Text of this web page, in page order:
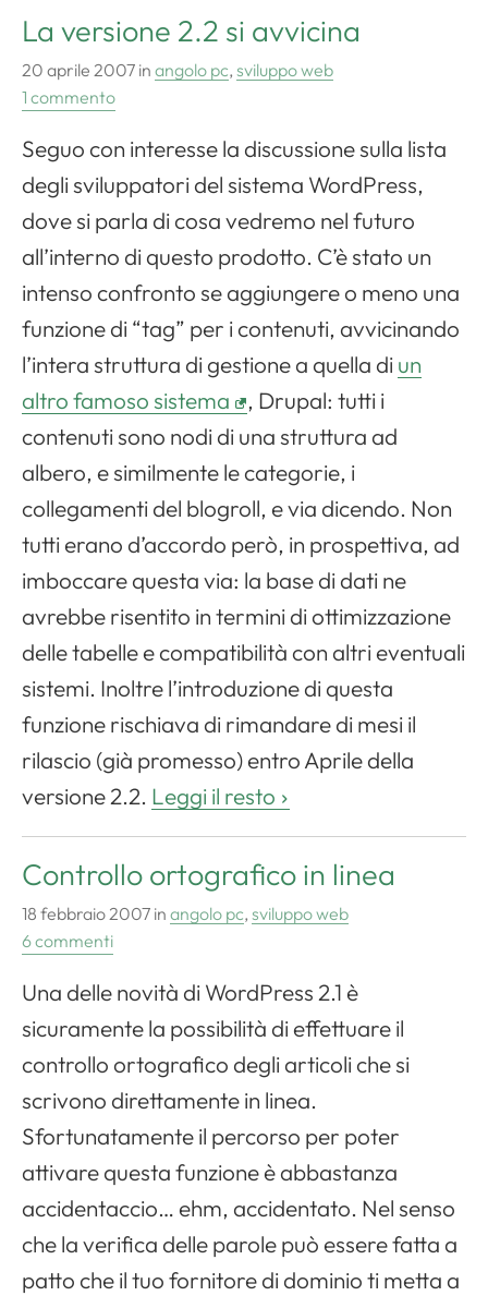
La versione 2.2 si avvicina
20 aprile 2007 in angolo pc, sviluppo web
1 commento
Seguo con interesse la discussione sulla lista
degli sviluppatori del sistema WordPress,
dove si parla di cosa vedremo nel futuro
all’interno di questo prodotto. C’è stato un
intenso confronto se aggiungere o meno una
funzione di “tag” per i contenuti, avvicinando
l’intera struttura di gestione a quella di un
altro famoso sistema
, Drupal: tutti i
contenuti sono nodi di una struttura ad
albero, e similmente le categorie, i
collegamenti del blogroll, e via dicendo. Non
tutti erano d’accordo però, in prospettiva, ad
imboccare questa via: la base di dati ne
avrebbe risentito in termini di ottimizzazione
delle tabelle e compatibilità con altri eventuali
sistemi. Inoltre l’introduzione di questa
funzione rischiava di rimandare di mesi il
rilascio (già promesso) entro Aprile della
versione 2.2. Leggi il resto
Controllo ortografico in linea
18 febbraio 2007 in angolo pc, sviluppo web
6 commenti
Una delle novità di WordPress 2.1 è
sicuramente la possibilità di effettuare il
controllo ortografico degli articoli che si
scrivono direttamente in linea.
Sfortunatamente il percorso per poter
attivare questa funzione è abbastanza
accidentaccio… ehm, accidentato. Nel senso
che la verifica delle parole può essere fatta a
patto che il tuo fornitore di dominio ti metta a